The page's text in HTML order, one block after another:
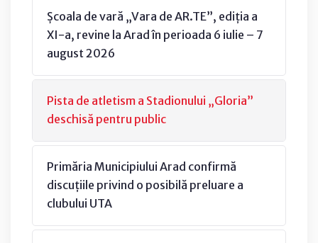
Școala de vară „Vara de AR.TE”, ediția a
XI-a, revine la Arad în perioada 6 iulie – 7
august 2026
Pista de atletism a Stadionului „Gloria”
deschisă pentru public
Primăria Municipiului Arad confirmă
discuțiile privind o posibilă preluare a
clubului UTA